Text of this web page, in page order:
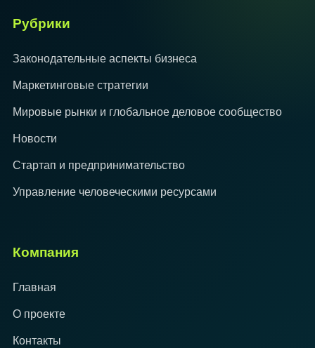
Рубрики
Законодательные аспекты бизнеса
Маркетинговые стратегии
Мировые рынки и глобальное деловое сообщество
Новости
Стартап и предпринимательство
Управление человеческими ресурсами
Компания
Главная
О проекте
Контакты